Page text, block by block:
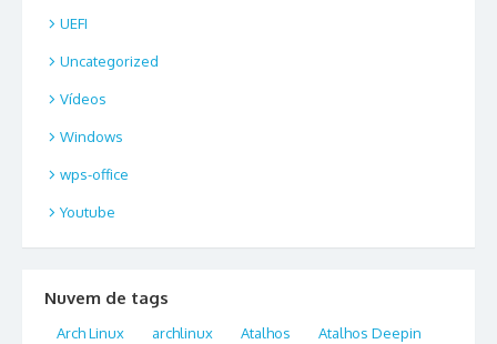
UEFI
Uncategorized
Vídeos
Windows
wps-office
Youtube
Nuvem de tags
Arch Linux archlinux Atalhos
Atalhos Deepin